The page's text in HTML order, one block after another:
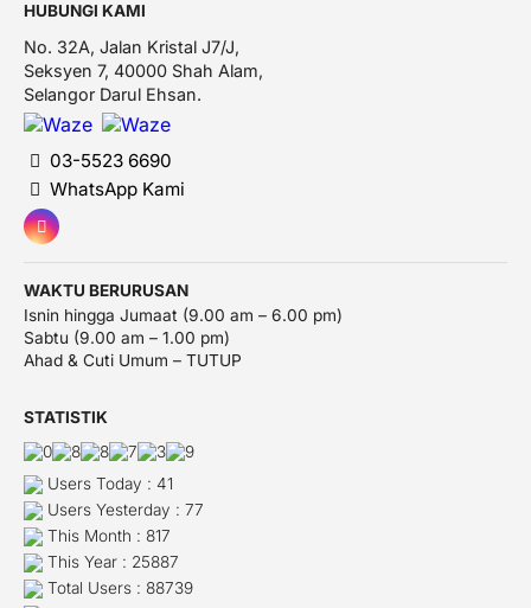
HUBUNGI KAMI
No. 32A, Jalan Kristal J7/J,
Seksyen 7, 40000 Shah Alam,
Selangor Darul Ehsan.
03-5523 6690
WhatsApp Kami
WAKTU BERURUSAN
Isnin hingga Jumaat (9.00 am – 6.00 pm)
Sabtu (9.00 am – 1.00 pm)
Ahad & Cuti Umum – TUTUP
STATISTIK
Users Today : 41
Users Yesterday : 77
This Month : 817
This Year : 25887
Total Users : 88739